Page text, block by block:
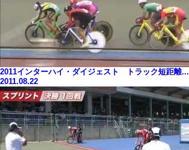
2011インターハイ・ダイジェスト トラック短距離...
2011.08.22